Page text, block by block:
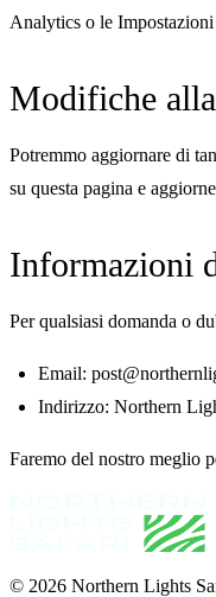
Analytics o le
Modifiche
Potremmo aggiornare di
su questa pagina e
Informazioni
Per qualsiasi domanda o
Email:
Indirizzo: Northern
Faremo del nostro meglio
© 2026 Northern Lights